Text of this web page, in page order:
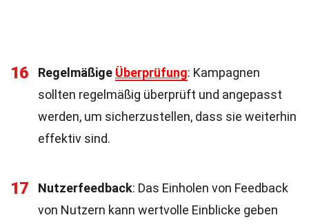
16 Regelmäßige Überprüfung: Kampagnen
sollten regelmäßig überprüft und angepasst
werden, um sicherzustellen, dass sie weiterhin
effektiv sind.
17 Nutzerfeedback: Das Einholen von Feedback
von Nutzern kann wertvolle Einblicke geben